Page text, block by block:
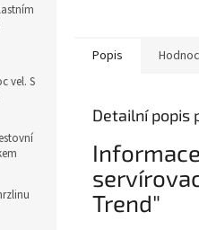
vel. S
Popis
Detailní popis
Trend"